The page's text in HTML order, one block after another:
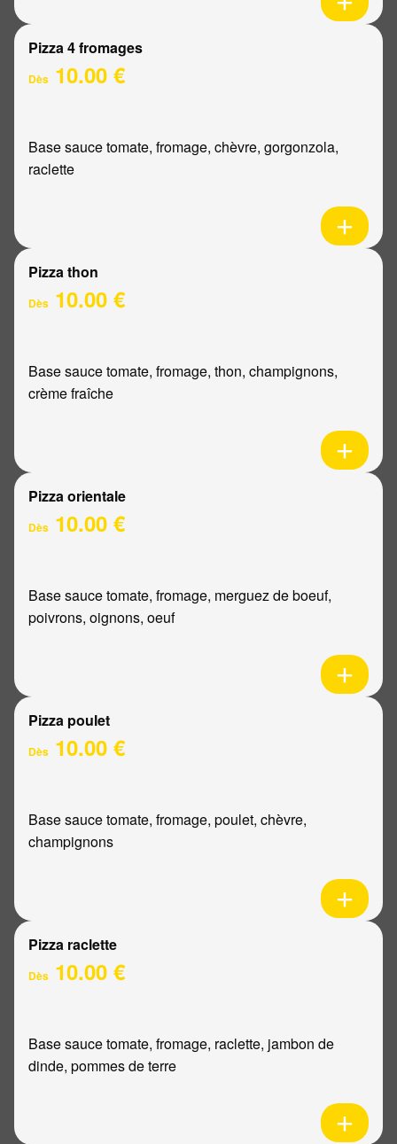
Pizza 4 fromages
Dès 10.00 €
Base sauce tomate, fromage, chèvre, gorgonzola,
raclette
Pizza thon
Dès 10.00 €
Base sauce tomate, fromage, thon, champignons,
crème fraîche
Pizza orientale
Dès 10.00 €
Base sauce tomate, fromage, merguez de boeuf,
poivrons, oignons, oeuf
Pizza poulet
Dès 10.00 €
Base sauce tomate, fromage, poulet, chèvre,
champignons
Pizza raclette
Dès 10.00 €
Base sauce tomate, fromage, raclette, jambon de
dinde, pommes de terre